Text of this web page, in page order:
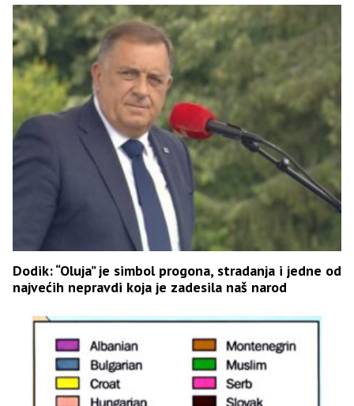
Dodik: “Oluja” je simbol progona, stradanja i jedne od
najvećih nepravdi koja je zadesila naš narod